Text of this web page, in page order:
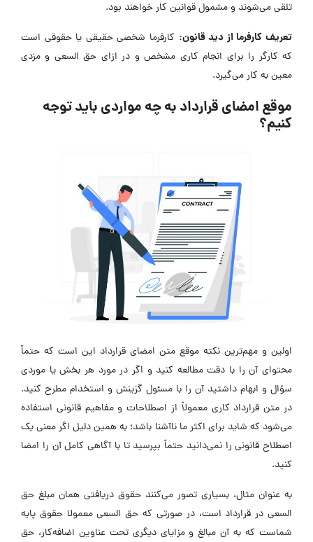
تلقی می‌شوند و مشمول قوانین کار خواهند بود.
تعریف کارفرما از دید قانون: کارفرما شخصی حقیقی یا حقوقی است
که کارگر را برای انجام کاری مشخص و در ازای حق السعی و مزدی
معین به کار می‌گیرد.
موقع امضای قرارداد به چه مواردی باید توجه
کنیم؟
اولین و مهم‌ترین نکته موقع متن امضای قرارداد این است که حتماً
محتوای آن را با دقت مطالعه کنید و اگر در مورد هر بخش یا موردی
سؤال و ابهام داشتید آن را با مسئول گزینش و استخدام مطرح کنید.
در متن قرارداد کاری معمولاً از اصطلاحات و مفاهیم قانونی استفاده
می‌شود که شاید برای اکثر ما ناآشنا باشد؛ به همین دلیل اگر معنی یک
اصطلاح قانونی را نمی‌دانید حتماً بپرسید تا با آگاهی کامل آن را امضا
کنید.
به عنوان مثال، بسیاری تصور می‌کنند حقوق دریافتی همان مبلغ حق
السعی در قرارداد است، در صورتی که حق السعی معمولا حقوق پایه
شماست که به آن مبالغ و مزایای دیگری تحت عناوین اضافه‌کار، حق